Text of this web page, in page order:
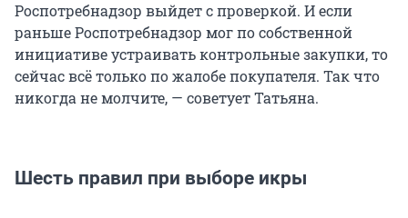
Роспотребнадзор выйдет с проверкой. И если
раньше Роспотребнадзор мог по собственной
инициативе устраивать контрольные закупки, то
сейчас всё только по жалобе покупателя. Так что
никогда не молчите, — советует Татьяна.
Шесть правил при выборе икры